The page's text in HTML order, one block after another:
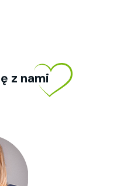
z nami